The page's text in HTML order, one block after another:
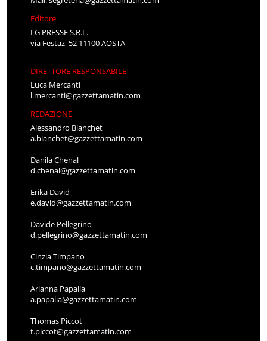
Editore
LG PRESSE S.R.L.
via Festaz, 52 11100 AOSTA
DIRETTORE RESPONSABILE
Luca Mercanti
l.mercanti@gazzettamatin.com
REDAZIONE
Alessandro Bianchet
a.bianchet@gazzettamatin.com
Danila Chenal
d.chenal@gazzettamatin.com
Erika David
e.david@gazzettamatin.com
Davide Pellegrino
d.pellegrino@gazzettamatin.com
Cinzia Timpano
c.timpano@gazzettamatin.com
Arianna Papalia
a.papalia@gazzettamatin.com
Thomas Piccot
t.piccot@gazzettamatin.com